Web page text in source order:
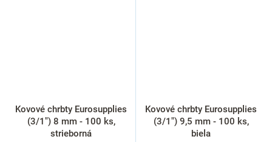
Kovové chrbty Eurosupplies
(3/1") 8 mm - 100 ks,
strieborná
Kovové chrbty Eurosupplies
(3/1") 9,5 mm - 100 ks,
biela